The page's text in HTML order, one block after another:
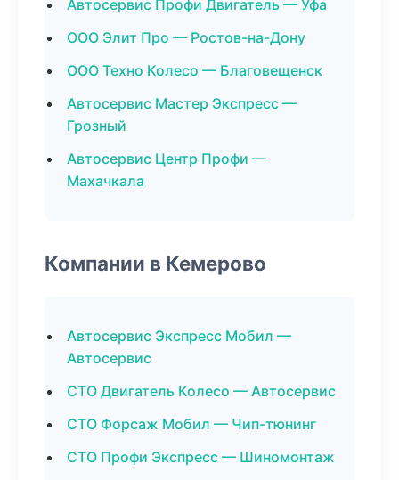
Автосервис Профи Двигатель — Уфа
ООО Элит Про — Ростов-на-Дону
ООО Техно Колесо — Благовещенск
Автосервис Мастер Экспресс —
Грозный
Автосервис Центр Профи —
Махачкала
Компании в Кемерово
Автосервис Экспресс Мобил —
Автосервис
СТО Двигатель Колесо — Автосервис
СТО Форсаж Мобил — Чип-тюнинг
СТО Профи Экспресс — Шиномонтаж